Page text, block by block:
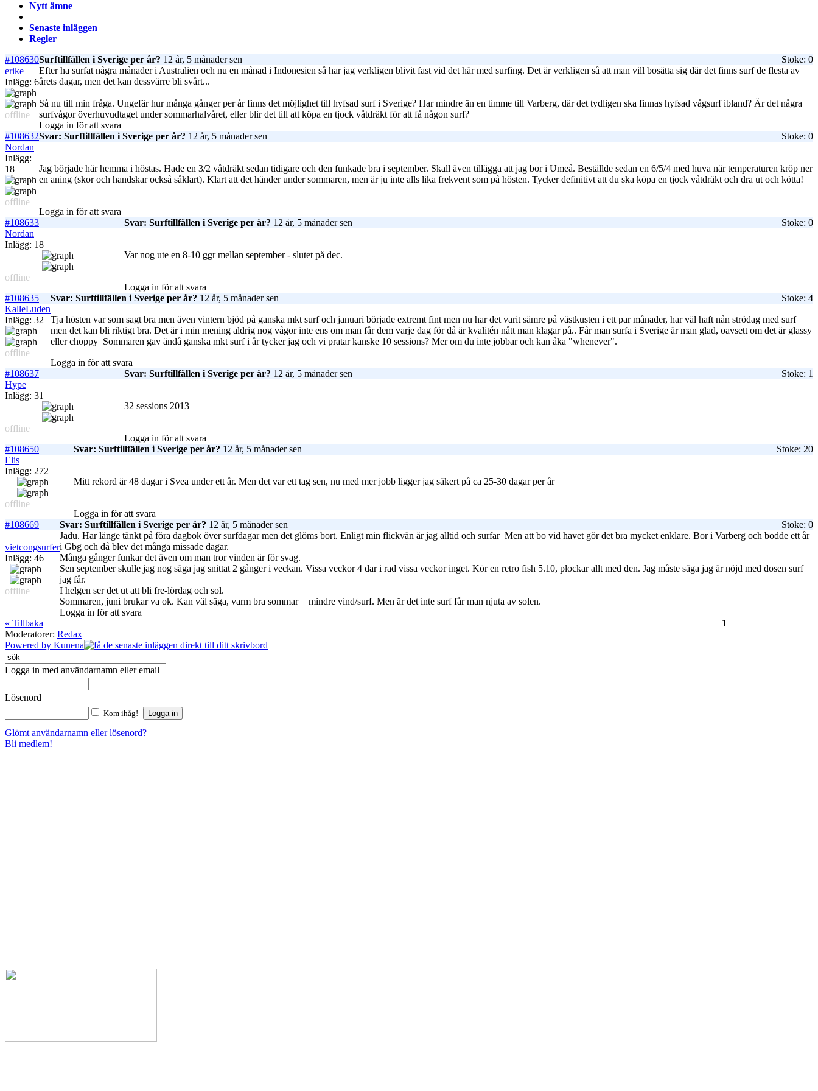
Nytt ämne
Senaste inläggen
Regler
#108630Surftillfällen i Sverige per år? 12 år, 5 månader sen
Stoke: 0
erike
Inlägg: 6
offline
Efter ha surfat några månader i Australien och nu en månad i Indonesien så har jag verkligen blivit fast vid det här med surfing. Det är verkligen så att man vill bosätta sig där det finns surf de flesta av
årets dagar, men det kan dessvärre bli svårt...
Så nu till min fråga. Ungefär hur många gånger per år finns det möjlighet till hyfsad surf i Sverige? Har mindre än en timme till Varberg, där det tydligen ska finnas hyfsad vågsurf ibland? Är det några
surfvågor överhuvudtaget under sommarhalvåret, eller blir det till att köpa en tjock våtdräkt för att få någon surf?
Logga in för att svara
#108632Svar: Surftillfällen i Sverige per år? 12 år, 5 månader sen
Stoke: 0
Nordan
Inlägg:
18
offline
Jag började här hemma i höstas. Hade en 3/2 våtdräkt sedan tidigare och den funkade bra i september. Skall även tillägga att jag bor i Umeå. Beställde sedan en 6/5/4 med huva när temperaturen kröp ner
en aning (skor och handskar också såklart). Klart att det händer under sommaren, men är ju inte alls lika frekvent som på hösten. Tycker definitivt att du ska köpa en tjock våtdräkt och dra ut och kötta!
Logga in för att svara
#108633
Svar: Surftillfällen i Sverige per år? 12 år, 5 månader sen
Stoke: 0
Nordan
Inlägg: 18
offline
Var nog ute en 8-10 ggr mellan september - slutet på dec.
Logga in för att svara
#108635
Svar: Surftillfällen i Sverige per år? 12 år, 5 månader sen
Stoke: 4
KalleLuden
Inlägg: 32
offline
Tja hösten var som sagt bra men även vintern bjöd på ganska mkt surf och januari började extremt fint men nu har det varit sämre på västkusten i ett par månader, har väl haft nån strödag med surf
men det kan bli riktigt bra. Det är i min mening aldrig nog vågor inte ens om man får dem varje dag för då är kvalitén nått man klagar på.. Får man surfa i Sverige är man glad, oavsett om det är glassy
eller choppy Sommaren gav ändå ganska mkt surf i år tycker jag och vi pratar kanske 10 sessions? Mer om du inte jobbar och kan åka "whenever".
Logga in för att svara
#108637
Svar: Surftillfällen i Sverige per år? 12 år, 5 månader sen
Stoke: 1
Hype
Inlägg: 31
offline
32 sessions 2013
Logga in för att svara
#108650
Svar: Surftillfällen i Sverige per år? 12 år, 5 månader sen
Stoke: 20
Elis
Inlägg: 272
offline
Mitt rekord är 48 dagar i Svea under ett år. Men det var ett tag sen, nu med mer jobb ligger jag säkert på ca 25-30 dagar per år
Logga in för att svara
#108669
Svar: Surftillfällen i Sverige per år? 12 år, 5 månader sen Stoke: 0
vietcongsurfer
Inlägg: 46
offline
Jadu. Har länge tänkt på föra dagbok över surfdagar men det glöms bort. Enligt min flickvän är jag alltid och surfar Men att bo vid havet gör det bra mycket enklare. Bor i Varberg och bodde ett år
i Gbg och då blev det många missade dagar.
Många gånger funkar det även om man tror vinden är för svag.
Sen september skulle jag nog säga jag snittat 2 gånger i veckan. Vissa veckor 4 dar i rad vissa veckor inget. Kör en retro fish 5.10, plockar allt med den. Jag måste säga jag är nöjd med dosen surf
jag får.
I helgen ser det ut att bli fre-lördag och sol.
Sommaren, juni brukar va ok. Kan väl säga, varm bra sommar = mindre vind/surf. Men är det inte surf får man njuta av solen.
Logga in för att svara
« Tillbaka
1
Moderatorer: Redax
Powered by Kunena
Logga in med användarnamn eller email
Lösenord
Kom ihåg!
Glömt användarnamn eller lösenord?
Bli medlem!